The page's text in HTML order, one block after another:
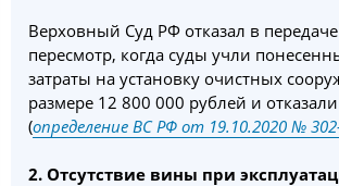
Верховный Суд РФ отказал в
пересмотр, когда суды учли
затраты на установку очистных
размере 12 800 000 рублей и
(определение ВС РФ от 19.10.2020 №
2. Отсутствие вины при